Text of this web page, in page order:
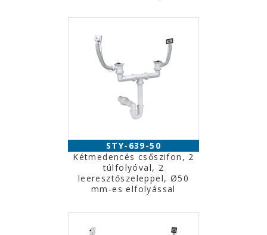
STY-639-50
Kétmedencés csőszifon, 2
túlfolyóval, 2
leeresztőszeleppel, Ø50
mm-es elfolyással